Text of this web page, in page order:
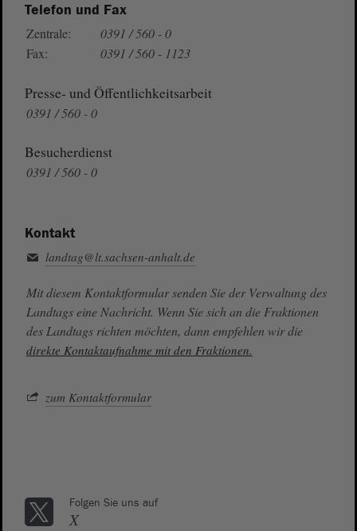
Telefon und Fax
Zentrale:
0391 / 560 - 0
Fax:
0391 / 560 - 1123
Presse- und Öffentlichkeitsarbeit
0391 / 560 - 0
Besucherdienst
0391 / 560 - 0
Kontakt
landtag@lt.sachsen-anhalt.de
Mit diesem Kontaktformular senden Sie der Verwaltung des
Landtags eine Nachricht. Wenn Sie sich an die Fraktionen
des Landtags richten möchten, dann empfehlen wir die
direkte Kontaktaufnahme mit den Fraktionen.
zum Kontaktformular
Folgen Sie uns auf
X